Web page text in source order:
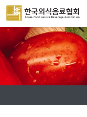
주메뉴 바로가기
컨텐츠 바로가기